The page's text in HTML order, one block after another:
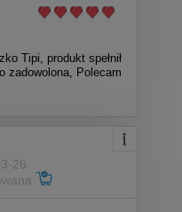
Tipi, produkt spełnił
zadowolona, Polecam
26